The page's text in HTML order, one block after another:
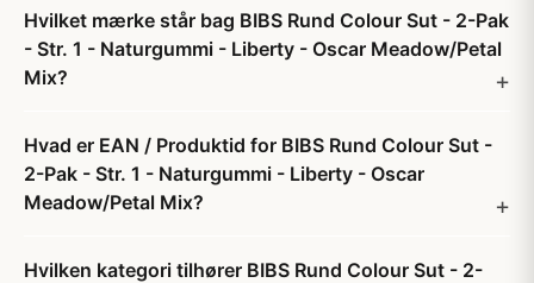
Hvilket mærke står bag BIBS Rund Colour Sut - 2-Pak
- Str. 1 - Naturgummi - Liberty - Oscar Meadow/Petal
Mix?
Hvad er EAN / Produktid for BIBS Rund Colour Sut -
2-Pak - Str. 1 - Naturgummi - Liberty - Oscar
Meadow/Petal Mix?
Hvilken kategori tilhører BIBS Rund Colour Sut - 2-